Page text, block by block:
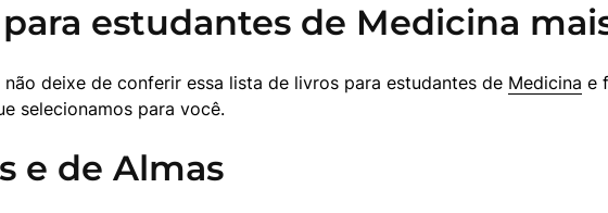
estudantes de Medicina
deixe de conferir essa lista de livros para estudantes de Medicina e
selecionamos para você.
e de Almas